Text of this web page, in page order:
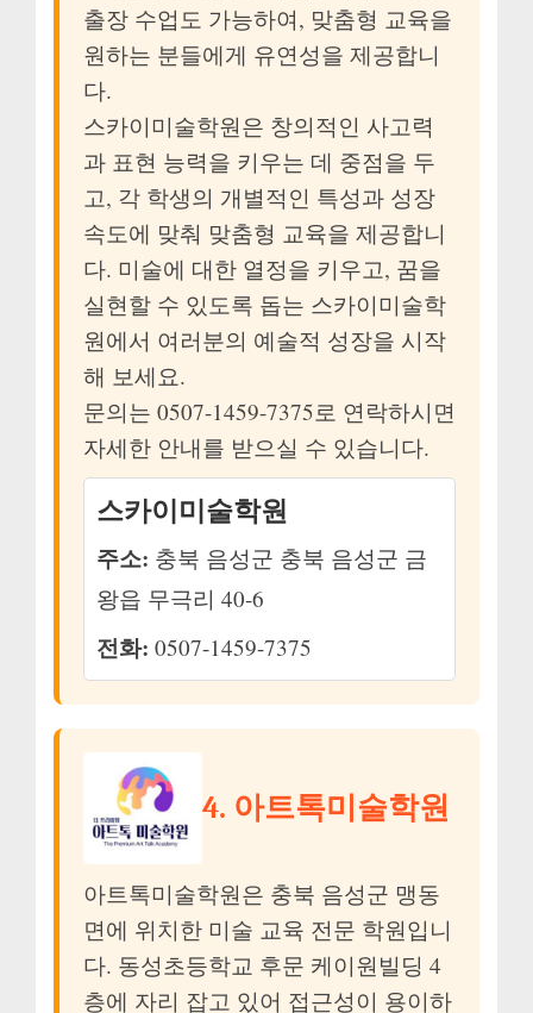
출장 수업도 가능하여, 맞춤형 교육을
원하는 분들에게 유연성을 제공합니
다.
스카이미술학원은 창의적인 사고력
과 표현 능력을 키우는 데 중점을 두
고, 각 학생의 개별적인 특성과 성장
속도에 맞춰 맞춤형 교육을 제공합니
다. 미술에 대한 열정을 키우고, 꿈을
실현할 수 있도록 돕는 스카이미술학
원에서 여러분의 예술적 성장을 시작
해 보세요.
문의는 0507-1459-7375로 연락하시면
자세한 안내를 받으실 수 있습니다.
스카이미술학원
주소: 충북 음성군 충북 음성군 금
왕읍 무극리 40-6
전화: 0507-1459-7375
4. 아트톡미술학원
아트톡미술학원은 충북 음성군 맹동
면에 위치한 미술 교육 전문 학원입니
다. 동성초등학교 후문 케이원빌딩 4
층에 자리 잡고 있어 접근성이 용이하